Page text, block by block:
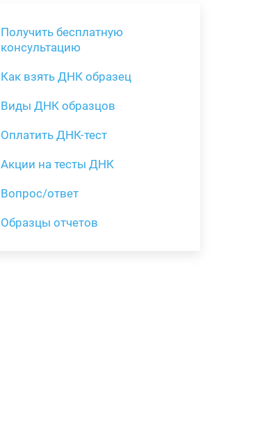
Получить бесплатную
консультацию
Как взять ДНК образец
Виды ДНК образцов
Оплатить ДНК-тест
Акции на тесты ДНК
Вопрос/ответ
Образцы отчетов